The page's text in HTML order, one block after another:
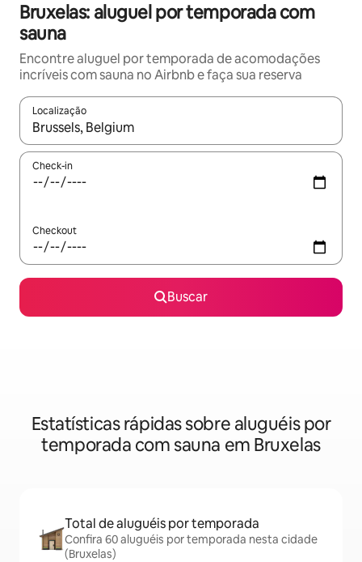
Bruxelas: aluguel por temporada com
sauna
Encontre aluguel por temporada de acomodações
incríveis com sauna no Airbnb e faça sua reserva
Localização
Quando os resultados estiverem disponíveis, explore-os
Check-in
Checkout
Buscar
Estatísticas rápidas sobre aluguéis por
temporada com sauna em Bruxelas
Total de aluguéis por temporada
Confira 60 aluguéis por temporada nesta cidade
(Bruxelas)